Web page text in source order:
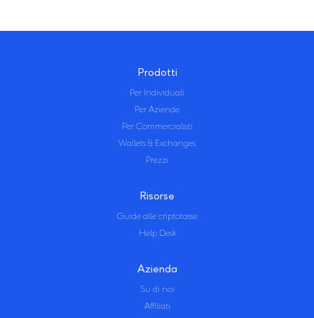
Prodotti
Per Individuali
Per Aziende
Per Commercialisti
Wallets & Exchanges
Prezzi
Risorse
Guide alle criptotasse
Help Desk
Azienda
Su di noi
Affiliati